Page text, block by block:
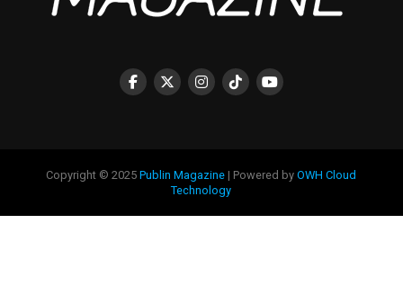
Copyright © 2025Publin Magazine | Powered byOWH Cloud
Technology